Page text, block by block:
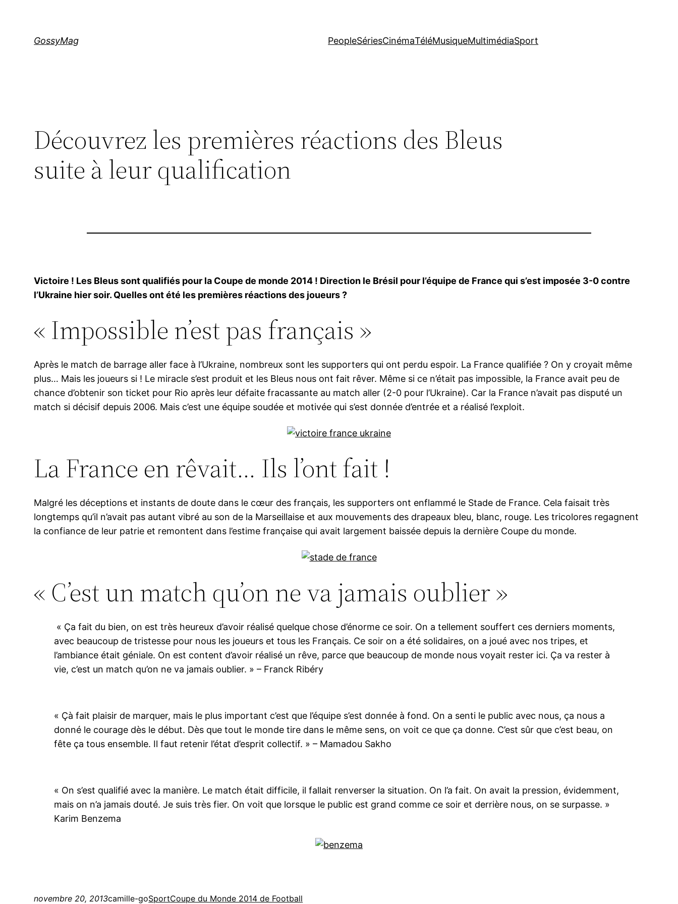
GossyMag PeopleSériesCinémaTéléMusiqueMultimédiaSport
Découvrez les premières réactions des Bleus
suite à leur qualification
Victoire ! Les Bleus sont qualifiés pour la Coupe de monde 2014 ! Direction le Brésil pour l’équipe de France qui s’est imposée 3-0 contre
l’Ukraine hier soir. Quelles ont été les premières réactions des joueurs ?
« Impossible n’est pas français »
Après le match de barrage aller face à l’Ukraine, nombreux sont les supporters qui ont perdu espoir. La France qualifiée ? On y croyait même
plus… Mais les joueurs si ! Le miracle s’est produit et les Bleus nous ont fait rêver. Même si ce n’était pas impossible, la France avait peu de
chance d’obtenir son ticket pour Rio après leur défaite fracassante au match aller (2-0 pour l’Ukraine). Car la France n’avait pas disputé un
match si décisif depuis 2006. Mais c’est une équipe soudée et motivée qui s’est donnée d’entrée et a réalisé l’exploit.
La France en rêvait… Ils l’ont fait !
Malgré les déceptions et instants de doute dans le cœur des français, les supporters ont enflammé le Stade de France. Cela faisait très
longtemps qu’il n’avait pas autant vibré au son de la Marseillaise et aux mouvements des drapeaux bleu, blanc, rouge. Les tricolores regagnent
la confiance de leur patrie et remontent dans l’estime française qui avait largement baissée depuis la dernière Coupe du monde.
« C’est un match qu’on ne va jamais oublier »
« Ça fait du bien, on est très heureux d’avoir réalisé quelque chose d’énorme ce soir. On a tellement souffert ces derniers moments,
avec beaucoup de tristesse pour nous les joueurs et tous les Français. Ce soir on a été solidaires, on a joué avec nos tripes, et
l’ambiance était géniale. On est content d’avoir réalisé un rêve, parce que beaucoup de monde nous voyait rester ici. Ça va rester à
vie, c’est un match qu’on ne va jamais oublier. » – Franck Ribéry
« Çà fait plaisir de marquer, mais le plus important c’est que l’équipe s’est donnée à fond. On a senti le public avec nous, ça nous a
donné le courage dès le début. Dès que tout le monde tire dans le même sens, on voit ce que ça donne. C’est sûr que c’est beau, on
fête ça tous ensemble. Il faut retenir l’état d’esprit collectif. » – Mamadou Sakho
« On s’est qualifié avec la manière. Le match était difficile, il fallait renverser la situation. On l’a fait. On avait la pression, évidemment,
mais on n’a jamais douté. Je suis très fier. On voit que lorsque le public est grand comme ce soir et derrière nous, on se surpasse. »
Karim Benzema
novembre 20, 2013camille-goSportCoupe du Monde 2014 de Football